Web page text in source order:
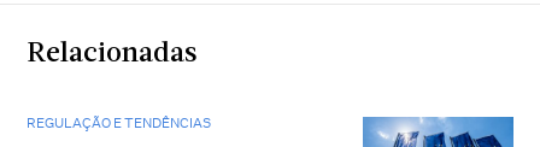
Relacionadas
REGULAÇÃO E TENDÊNCIAS